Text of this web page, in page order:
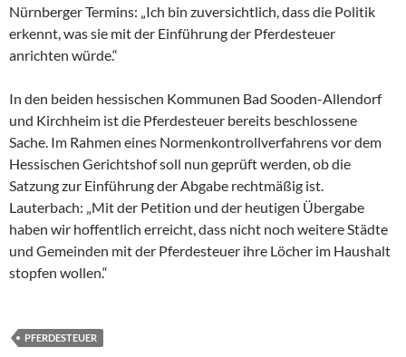
Nürnberger Termins: „Ich bin zuversichtlich, dass die Politik
erkennt, was sie mit der Einführung der Pferdesteuer
anrichten würde.“
In den beiden hessischen Kommunen Bad Sooden-Allendorf
und Kirchheim ist die Pferdesteuer bereits beschlossene
Sache. Im Rahmen eines Normenkontrollverfahrens vor dem
Hessischen Gerichtshof soll nun geprüft werden, ob die
Satzung zur Einführung der Abgabe rechtmäßig ist.
Lauterbach: „Mit der Petition und der heutigen Übergabe
haben wir hoffentlich erreicht, dass nicht noch weitere Städte
und Gemeinden mit der Pferdesteuer ihre Löcher im Haushalt
stopfen wollen.“
PFERDESTEUER